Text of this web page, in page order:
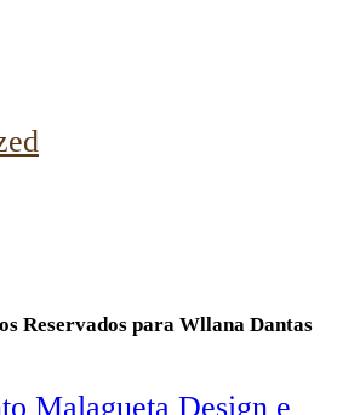
Reservados para Wllana Dantas
Malagueta Design e